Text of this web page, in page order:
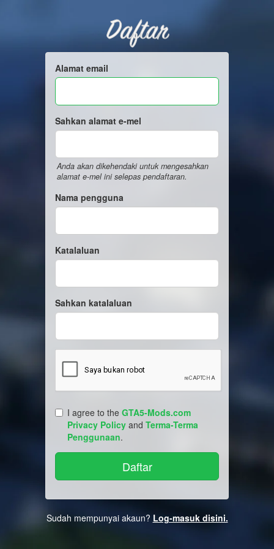
Daftar
Alamat email
Sahkan alamat e-mel
Anda akan dikehendaki untuk mengesahkan
alamat e-mel ini selepas pendaftaran.
Nama pengguna
Katalaluan
Sahkan katalaluan
I agree to the GTA5-Mods.com
Privacy Policy and Terma-Terma
Penggunaan.
Sudah mempunyai akaun? Log-masuk disini.